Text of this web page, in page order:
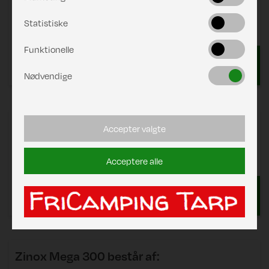
Zinox Stel 250 Standard C2 19/20 T-Rex
DKK 4.552,00
består af:
CarbonX Frame 250 Standard 19/20 IsaFix
Zinox Mega 300 består af:
Statistiske
Funktionelle
Nødvendige
Accepter valgte
Acceptere alle